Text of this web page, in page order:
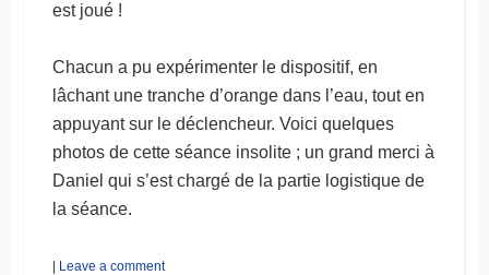
est joué !
Chacun a pu expérimenter le dispositif, en
lâchant une tranche d’orange dans l’eau, tout en
appuyant sur le déclencheur. Voici quelques
photos de cette séance insolite ; un grand merci à
Daniel qui s’est chargé de la partie logistique de
la séance.
| Leave a comment